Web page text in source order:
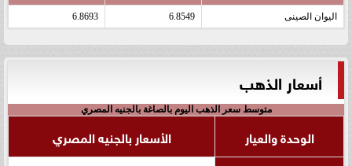
اليوان الصينى 6.8549
6.8693
أسعار الذهب
متوسط سعر الذهب اليوم بالصاغة بالجنيه المصري
الوحدة والعيار
الأسعار بالجنيه المصري